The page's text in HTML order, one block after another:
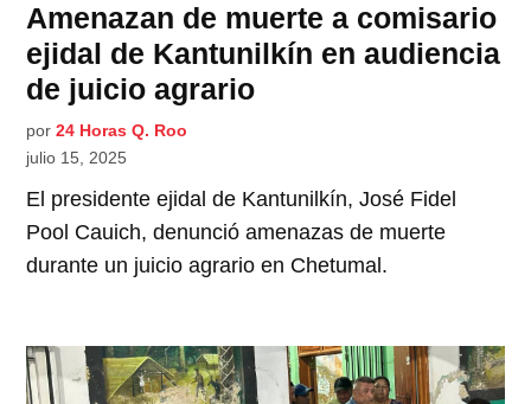
Amenazan de muerte a comisario
ejidal de Kantunilkín en audiencia
de juicio agrario
por 24 Horas Q. Roo
julio 15, 2025
El presidente ejidal de Kantunilkín, José Fidel
Pool Cauich, denunció amenazas de muerte
durante un juicio agrario en Chetumal.